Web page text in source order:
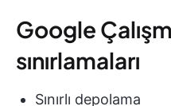
Google
sınırlamaları
Sınırlı depolama